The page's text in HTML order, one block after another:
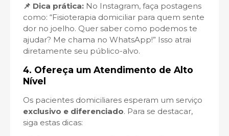
📌 Dica prática: No Instagram, faça postagens
como: “Fisioterapia domiciliar para quem sente
dor no joelho. Quer saber como podemos te
ajudar? Me chama no WhatsApp!” Isso atrai
diretamente seu público-alvo.
4. Ofereça um Atendimento de Alto
Nível
Os pacientes domiciliares esperam um serviço
exclusivo e diferenciado. Para se destacar,
siga estas dicas: